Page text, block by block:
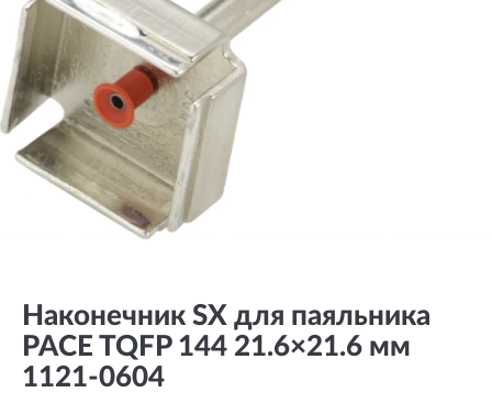
Наконечник SX для паяльника
PACE TQFP 144 21.6×21.6 мм
1121-0604